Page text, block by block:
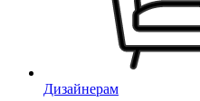
Дизайнерам